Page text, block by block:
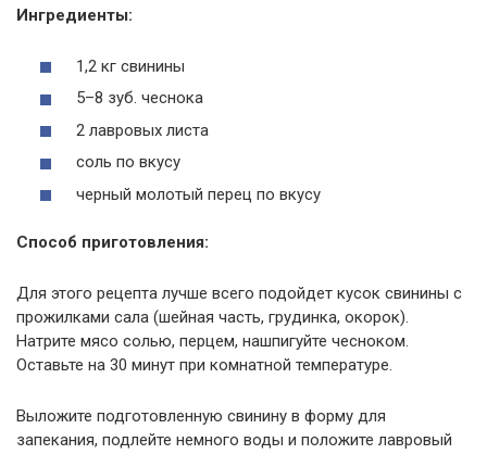
Ингредиенты:
1,2 кг свинины
5–8 зуб. чеснока
2 лавровых листа
соль по вкусу
черный молотый перец по вкусу
Способ приготовления:
Для этого рецепта лучше всего подойдет кусок свинины с
прожилками сала (шейная часть, грудинка, окорок).
Натрите мясо солью, перцем, нашпигуйте чесноком.
Оставьте на 30 минут при комнатной температуре.
Выложите подготовленную свинину в форму для
запекания, подлейте немного воды и положите лавровый